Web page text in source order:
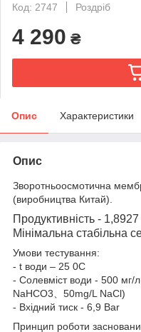
Код: 2747
Роздріб
4 290 ₴
Опис Характеристики
Опис
Зворотньоосмотична
(виробництва Китай).
Продуктивність -
Мінімальна стабільна
Умови тестування:
- t води – 25 0С
- Солевміст води - 500 мг/
NaHCO3、50mg/L NaCl)
- Вхідний тиск - 6,9 Bar
Принцип роботи